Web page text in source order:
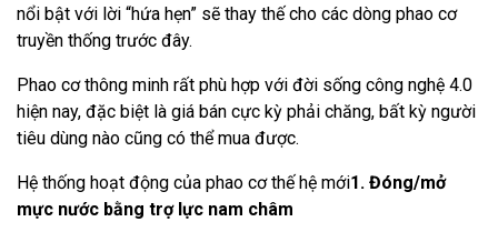
nổi bật với lời “hứa hẹn” sẽ thay thế cho các dòng phao cơ
truyền thống trước đây.
Phao cơ thông minh rất phù hợp với đời sống công nghệ 4.0
hiện nay, đặc biệt là giá bán cực kỳ phải chăng, bất kỳ người
tiêu dùng nào cũng có thể mua được.
Hệ thống hoạt động của phao cơ thế hệ mới1. Đóng/mở
mực nước bằng trợ lực nam châm